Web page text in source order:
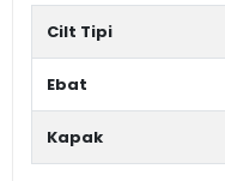
Cilt Tipi
Ebat
Kapak